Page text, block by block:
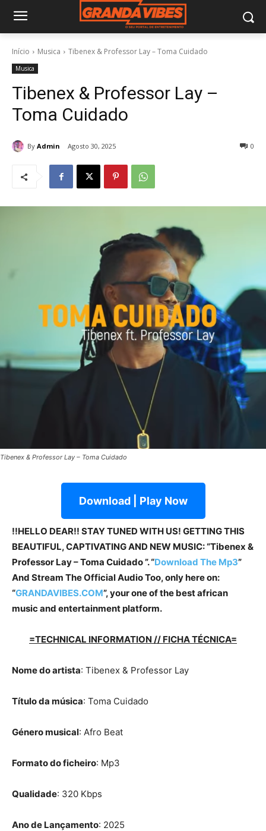
Início Musica Tibenex & Professor Lay – Toma Cuidado
Musica
Tibenex & Professor Lay –
Toma Cuidado
By Admin Agosto 30, 2025 0
Tibenex & Professor Lay – Toma Cuidado
Download | Play Now
!!HELLO DEAR!! STAY TUNED WITH US! GETTING THIS
BEAUTIFUL, CAPTIVATING AND NEW MUSIC: “Tibenex &
Professor Lay – Toma Cuidado ”. “Download The Mp3”
And Stream The Official Audio Too, only here on:
“GRANDAVIBES.COM”, your one of the best african
music and entertainment platform.
=TECHNICAL INFORMATION // FICHA TÉCNICA=
Nome do artista: Tibenex & Professor Lay
Título da música: Toma Cuidado
Género musical: Afro Beat
Formato do ficheiro: Mp3
Qualidade: 320 Kbps
Ano de Lançamento: 2025